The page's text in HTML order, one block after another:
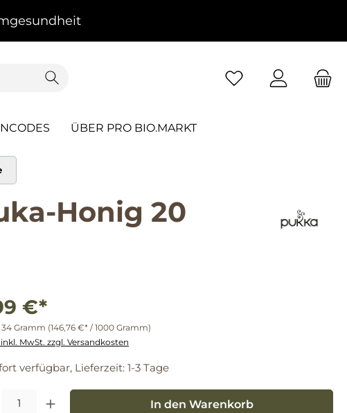
ÜBER PRO BIO.MARKT
Honig 20
€*
34 Gramm (146,76 €* / 1000 Gramm)
MwSt. zzgl. Versandkosten
verfügbar, Lieferzeit: 1-3 Tage
Anzahl: Gib den gewünschten Wert ein oder benutze die Schaltflächen um die
In den Warenkorb